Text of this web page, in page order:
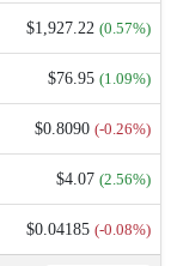
$1,927.22 (0.57%)
$76.95 (1.09%)
$0.8090 (-0.26%)
$4.07 (2.56%)
$0.04185 (-0.08%)